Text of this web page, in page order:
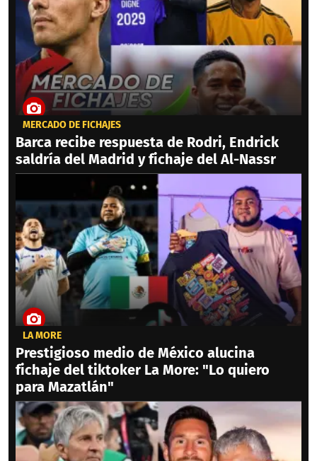
MERCADO DE FICHAJES
Barca recibe respuesta de Rodri, Endrick
saldría del Madrid y fichaje del Al-Nassr
LA MORE
Prestigioso medio de México alucina
fichaje del tiktoker La More: "Lo quiero
para Mazatlán"